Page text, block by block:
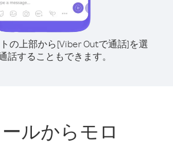
の上部から[Viber Outで通話]を選
話することもできます。
ルからモロ